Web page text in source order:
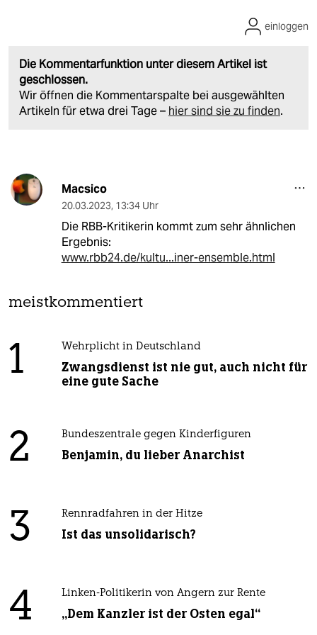
Die Kommentarfunktion unter diesem Artikel ist
geschlossen.
Wir öffnen die Kommentarspalte bei ausgewählten
Artikeln für etwa drei Tage – hier sind sie zu finden.
einloggen
Macsico
20.03.2023, 13:34 Uhr
Die RBB-Kritikerin kommt zum sehr ähnlichen
Ergebnis:
www.rbb24.de/kultu...iner-ensemble.html
meistkommentiert
1 Wehrplicht in Deutschland
Zwangsdienst ist nie gut, auch nicht für
eine gute Sache
2 Bundeszentrale gegen Kinderfiguren
Benjamin, du lieber Anarchist
3 Rennradfahren in der Hitze
Ist das unsolidarisch?
4 Linken-Politikerin von Angern zur Rente
„Dem Kanzler ist der Osten egal“